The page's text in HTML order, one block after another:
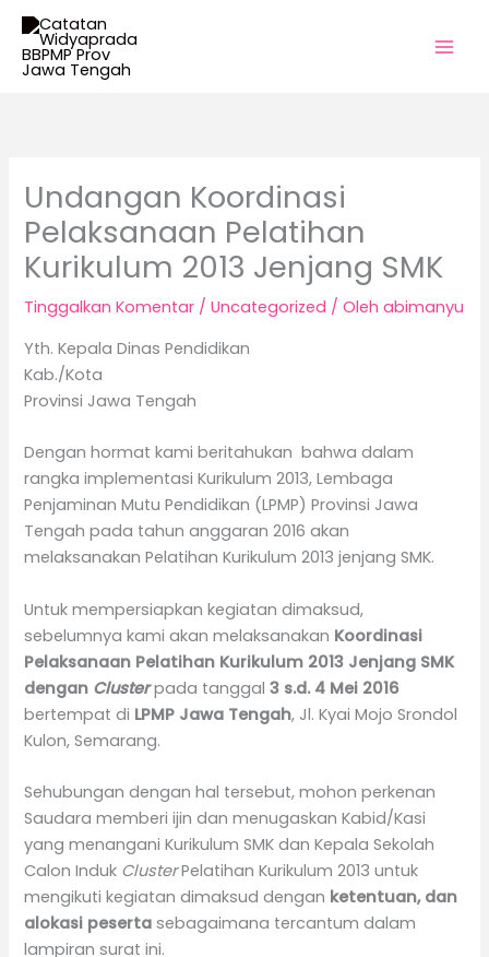
Lewati
konten
Undangan Koordinasi
Pelaksanaan Pelatihan
Kurikulum 2013 Jenjang SMK
Tinggalkan Komentar /Uncategorized / Olehabimanyu
Yth. Kepala Dinas Pendidikan
Kab./Kota
Provinsi Jawa Tengah
Dengan hormat kami beritahukan bahwa dalam
rangka implementasi Kurikulum 2013, Lembaga
Penjaminan Mutu Pendidikan (LPMP) Provinsi Jawa
Tengah pada tahun anggaran 2016 akan
melaksanakan Pelatihan Kurikulum 2013 jenjang SMK.
Untuk mempersiapkan kegiatan dimaksud,
sebelumnya kami akan melaksanakan Koordinasi
Pelaksanaan Pelatihan Kurikulum 2013 Jenjang SMK
dengan Clusterpada tanggal3 s.d. 4 Mei 2016
bertempat di LPMP Jawa Tengah, Jl. Kyai Mojo Srondol
Kulon, Semarang.
Sehubungan dengan hal tersebut, mohon perkenan
Saudara memberi ijin dan menugaskan Kabid/Kasi
yang menangani Kurikulum SMK dan Kepala Sekolah
Calon Induk ClusterPelatihan Kurikulum 2013 untuk
mengikuti kegiatan dimaksud dengan ketentuan, dan
alokasi peserta sebagaimana tercantum dalam
lampiran surat ini.